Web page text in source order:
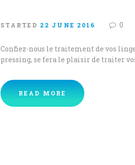
STARTED 22 JUNE 2016 0
Confiez-nous le traitement de vos
pressing, se fera le plaisir de traiter
READ MORE